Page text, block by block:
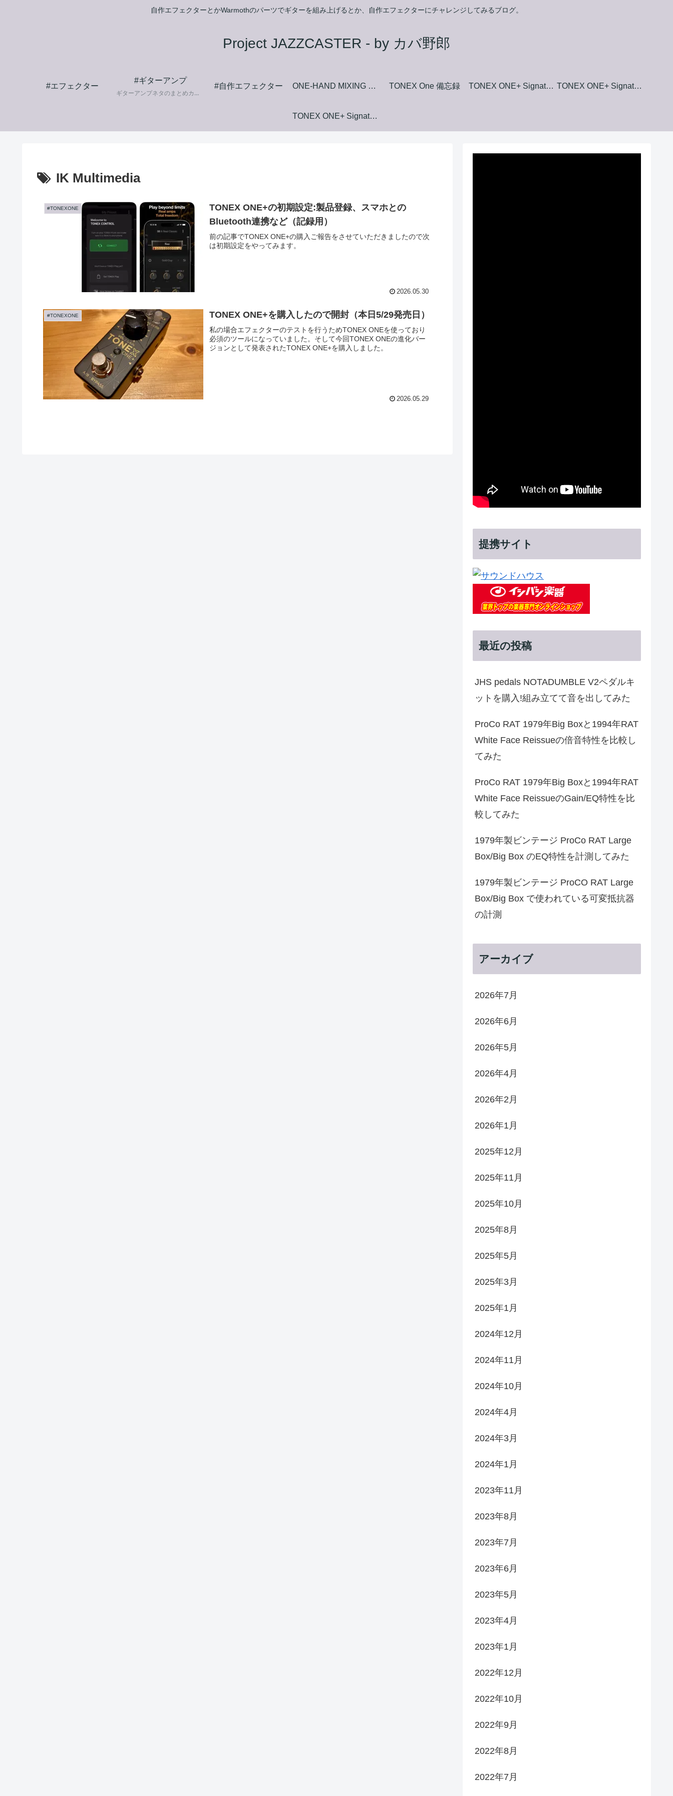
自作エフェクターとかWarmothのパーツでギターを組み上げるとか、自作エフェクターにチャレンジしてみるブログ。
Project JAZZCASTER - by カバ野郎
#エフェクター
#ギターアンプ
ギターアンプネタのまとめカテゴリです。
#自作エフェクター ONE-HAND MIXING FUZZ マニュアルダウンロードページ TONEX One 備忘録 TONEX ONE+ Signature+ Collection Amp Model List TONEX ONE+ Signature+ Collection Stomp Box Model List
TONEX ONE+ Signature+ Collection Amp+Stomp Model List
IK Multimedia
#TONEXONE
TONEX ONE+の初期設定:製品登録、スマホとの
Bluetooth連携など（記録用）
前の記事でTONEX ONE+の購入ご報告をさせていただきましたので次
は初期設定をやってみます。
2026.05.30
#TONEXONE TONEX ONE+を購入したので開封（本日5/29発売日）
私の場合エフェクターのテストを行うためTONEX ONEを使っており
必須のツールになっていました。そして今回TONEX ONEの進化バー
ジョンとして発表されたTONEX ONE+を購入しました。
2026.05.29
提携サイト
最近の投稿
JHS pedals NOTADUMBLE V2ペダルキ
ットを購入!組み立てて音を出してみた
ProCo RAT 1979年Big Boxと1994年RAT
White Face Reissueの倍音特性を比較し
てみた
ProCo RAT 1979年Big Boxと1994年RAT
White Face ReissueのGain/EQ特性を比
較してみた
1979年製ビンテージ ProCo RAT Large
Box/Big Box のEQ特性を計測してみた
1979年製ビンテージ ProCO RAT Large
Box/Big Box で使われている可変抵抗器
の計測
アーカイブ
2026年7月
2026年6月
2026年5月
2026年4月
2026年2月
2026年1月
2025年12月
2025年11月
2025年10月
2025年8月
2025年5月
2025年3月
2025年1月
2024年12月
2024年11月
2024年10月
2024年4月
2024年3月
2024年1月
2023年11月
2023年8月
2023年7月
2023年6月
2023年5月
2023年4月
2023年1月
2022年12月
2022年10月
2022年9月
2022年8月
2022年7月